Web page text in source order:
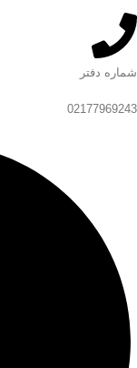
شماره دفتر
02177969243